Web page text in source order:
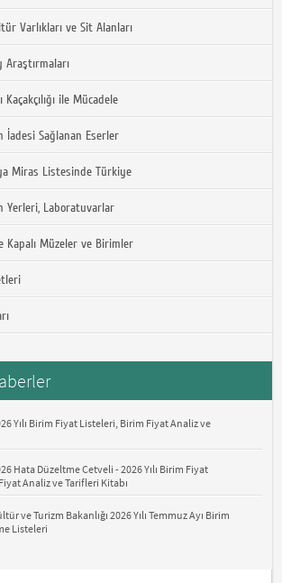
Varlıkları ve Sit Alanları
Araştırmaları
Kaçakçılığı ile Mücadele
İadesi Sağlanan Eserler
Miras Listesinde Türkiye
Yerleri, Laboratuvarlar
Kapalı Müzeler ve Birimler
Yılı Birim Fiyat Listeleri, Birim Fiyat Analiz ve
Hata Düzeltme Cetveli - 2026 Yılı Birim Fiyat
Analiz ve Tarifleri Kitabı
ve Turizm Bakanlığı 2026 Yılı Temmuz Ayı Birim
Listeleri